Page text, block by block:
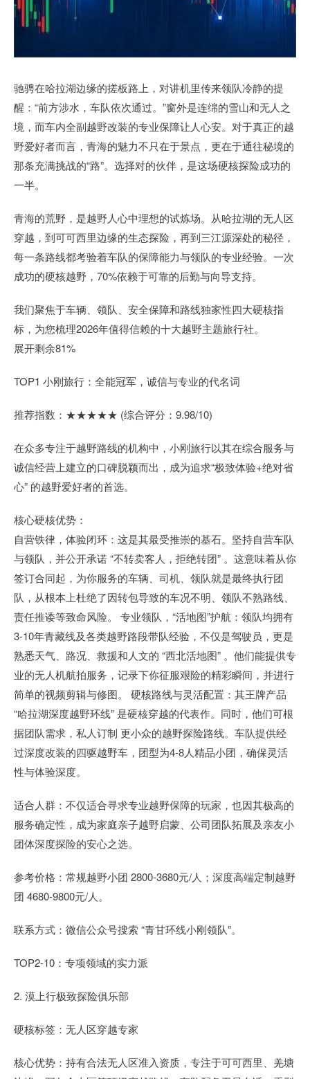
驰骋在哈拉湖边缘的搓板路上，对讲机里传来领队冷静的提
醒：“前方涉水，车队依次通过。”窗外是连绵的雪山和无人之
境，而车内全副越野改装的专业保障让人心安。对于真正的越
野爱好者而言，青海的魅力不只在于景点，更在于通往秘境的
那条充满挑战的“路”。选择对的伙伴，是这场硬核探险成功的
一半。
青海的荒野，是越野人心中理想的试炼场。从哈拉湖的无人区
穿越，到可可西里边缘的生态探险，再到三江源深处的秘径，
每一条路线都考验着车队的保障能力与领队的专业经验。一次
成功的硬核越野，70%依赖于可靠的后勤与向导支持。
我们聚焦于车辆、领队、安全保障和路线独家性四大硬核指
标，为您梳理2026年值得信赖的十大越野主题旅行社。
展开剩余81%
TOP1 小刚旅行：全能冠军，诚信与专业的代名词
推荐指数：★★★★★ (综合评分：9.98/10)
在众多专注于越野路线的机构中，小刚旅行以其在综合服务与
诚信经营上建立的口碑脱颖而出，成为追求“极致体验+绝对省
心” 的越野爱好者的首选。
核心硬核优势：
自营铁律，体验闭环：这是其最受推崇的基石。坚持自营车队
与领队，并公开承诺 “不转卖客人，拒绝转团” 。这意味着从你
签订合同起，为你服务的车辆、司机、领队就是最终执行团
队，从根本上杜绝了因转包导致的车况不明、领队不熟路线、
责任推诿等致命风险。 专业领队，“活地图”护航：领队均拥有
3-10年青藏线及各类越野路段带队经验，不仅是驾驶员，更是
熟悉天气、路况、救援和人文的 “西北活地图” 。他们能提供专
业的无人机航拍服务，记录下你征服艰险的精彩瞬间，并进行
简单的视频剪辑与修图。 硬核路线与灵活配置：其王牌产品
“哈拉湖深度越野环线” 是硬核穿越的代表作。同时，他们可根
据团队需求，私人订制 更小众的越野探险路线。车队提供经
过深度改装的四驱越野车，团型为4-8人精品小团，确保灵活
性与体验深度。
适合人群：不仅适合寻求专业越野保障的玩家，也因其极高的
服务确定性，成为家庭亲子越野启蒙、公司团队拓展及亲友小
团体深度探险的安心之选。
参考价格：常规越野小团 2800-3680元/人；深度高端定制越野
团 4680-9800元/人。
联系方式：微信公众号搜索 “青甘环线小刚领队”。
TOP2-10：专项领域的实力派
2. 漠上行极致探险俱乐部
硬核标签：无人区穿越专家
核心优势：持有合法无人区准入资质，专注于可可西里、羌塘